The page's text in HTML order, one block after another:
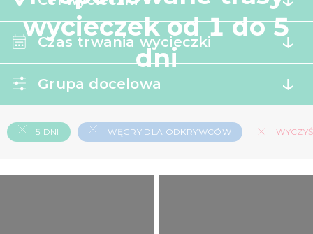
wycieczek od 1 do 5
dni
Czas trwania wycieczki
Grupa docelowa
5 DNI WĘGRY DLA ODKRYWCÓW